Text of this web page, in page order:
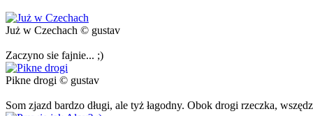
Już w Czechach © gustav
Zaczyno sie fajnie... ;)
Pikne drogi © gustav
Som zjazd bardzo długi, ale tyż łagodny. Obok drogi rzeczka,